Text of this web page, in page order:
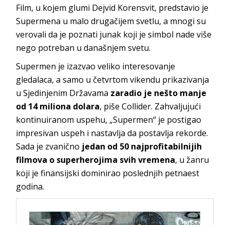
Film, u kojem glumi Dejvid Korensvit, predstavio je
Supermena u malo drugačijem svetlu, a mnogi su
verovali da je poznati junak koji je simbol nade više
nego potreban u današnjem svetu.
Supermen je izazvao veliko interesovanje
gledalaca, a samo u četvrtom vikendu prikazivanja
u Sjedinjenim Državama zaradio je nešto manje
od 14 miliona dolara, piše Collider. Zahvaljujući
kontinuiranom uspehu, „Supermen“ je postigao
impresivan uspeh i nastavlja da postavlja rekorde.
Sada je zvanično jedan od 50 najprofitabilnijih
filmova o superherojima svih vremena, u žanru
koji je finansijski dominirao poslednjih petnaest
godina.